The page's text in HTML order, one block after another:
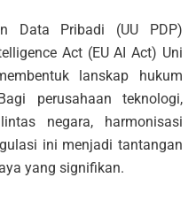
Data Pribadi (UU PDP)
Act (EU AI Act) Uni
lanskap hukum
perusahaan teknologi,
negara, harmonisasi
ini menjadi tantangan
yang signifikan.